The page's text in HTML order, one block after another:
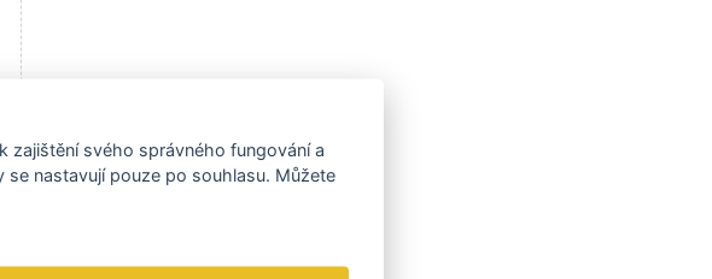
zajištění svého správného fungování a
nastavují pouze po souhlasu. Můžete